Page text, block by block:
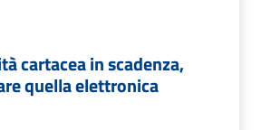
cartacea in scadenza,
quella elettronica